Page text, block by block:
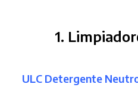
1.
ULC Detergente